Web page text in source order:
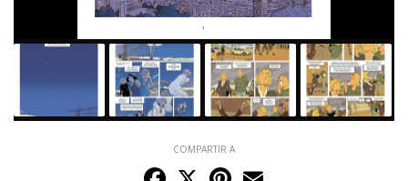
COMPARTIR A
Facebook
X Pinterest